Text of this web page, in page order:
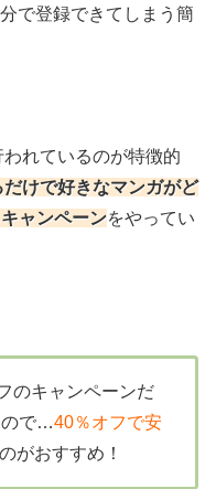
で登録できてしまう簡
れているのが特徴的
けで好きなマンガがど
ャンペーンをやってい
のキャンペーンだ
ので…40％オフで安
がおすすめ！